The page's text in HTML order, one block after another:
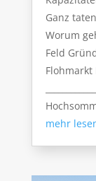
Ganz
Worum
Feld
mehr